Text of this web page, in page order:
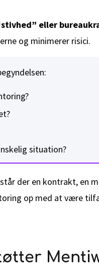
eller
og minimerer risici.
situation?
der en kontrakt, en
op med at være